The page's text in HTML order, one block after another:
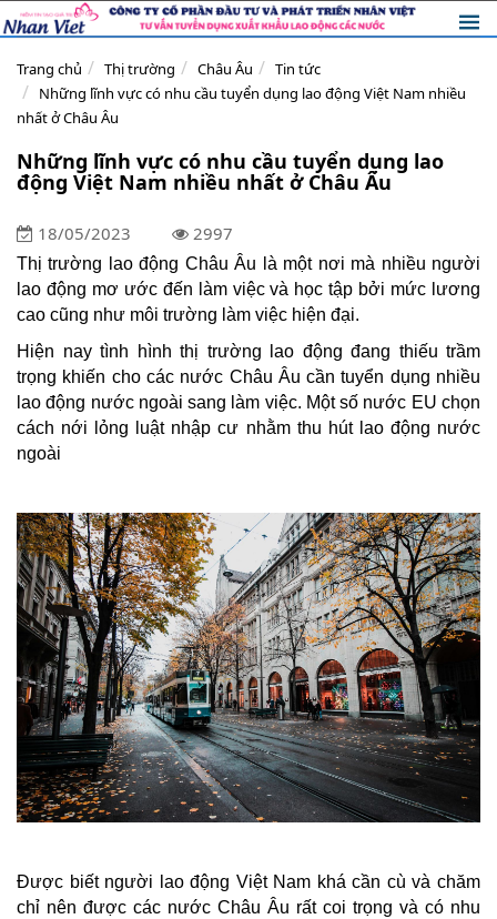
Trang chủ Thị trường Châu Âu
Tin tức
Những lĩnh vực có nhu cầu tuyển dụng lao động Việt Nam nhiều
nhất ở Châu Âu
Những lĩnh vực có nhu cầu tuyển dụng lao
động Việt Nam nhiều nhất ở Châu Âu
18/05/2023 2997
Thị trường lao động Châu Âu là một nơi mà nhiều người
lao động mơ ước đến làm việc và học tập bởi mức lương
cao cũng như môi trường làm việc hiện đại.
Hiện nay tình hình thị trường lao động đang thiếu trầm
trọng khiến cho các nước Châu Âu cần tuyển dụng nhiều
lao động nước ngoài sang làm việc. Một số nước EU chọn
cách nới lỏng luật nhập cư nhằm thu hút lao động nước
ngoài
Được biết người lao động Việt Nam khá cần cù và chăm
chỉ nên được các nước Châu Âu rất coi trọng và có nhu